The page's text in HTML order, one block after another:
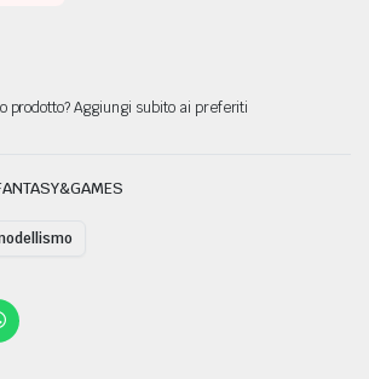
prodotto? Aggiungi subito ai preferiti